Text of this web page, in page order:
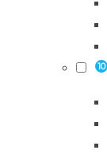
10